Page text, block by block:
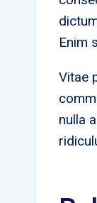
Enim
Vitae
nulla